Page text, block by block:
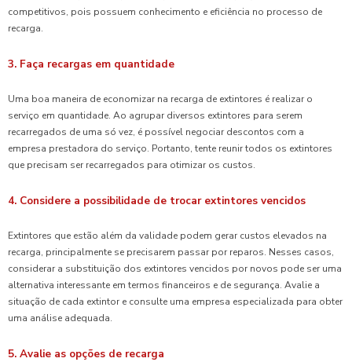
competitivos, pois possuem conhecimento e eficiência no processo de
recarga.
3. Faça recargas em quantidade
Uma boa maneira de economizar na recarga de extintores é realizar o
serviço em quantidade. Ao agrupar diversos extintores para serem
recarregados de uma só vez, é possível negociar descontos com a
empresa prestadora do serviço. Portanto, tente reunir todos os extintores
que precisam ser recarregados para otimizar os custos.
4. Considere a possibilidade de trocar extintores vencidos
Extintores que estão além da validade podem gerar custos elevados na
recarga, principalmente se precisarem passar por reparos. Nesses casos,
considerar a substituição dos extintores vencidos por novos pode ser uma
alternativa interessante em termos financeiros e de segurança. Avalie a
situação de cada extintor e consulte uma empresa especializada para obter
uma análise adequada.
5. Avalie as opções de recarga